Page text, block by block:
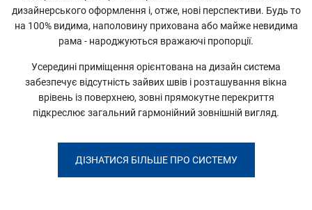
дизайнерського оформлення і, отже, нові перспективи. Будь то
на 100% видима, наполовину прихована або майже невидима
рама - народжуються вражаючі пропорції.
Усередині приміщення орієнтована на дизайн система
забезпечує відсутність зайвих швів і розташування вікна
врівень із поверхнею, зовні прямокутне перекриття
підкреслює загальний гармонійний зовнішній вигляд.
ДІЗНАТИСЯ БІЛЬШЕ ПРО СИСТЕМУ